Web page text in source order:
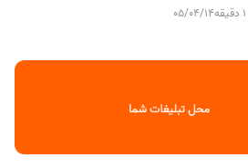
05/04/14